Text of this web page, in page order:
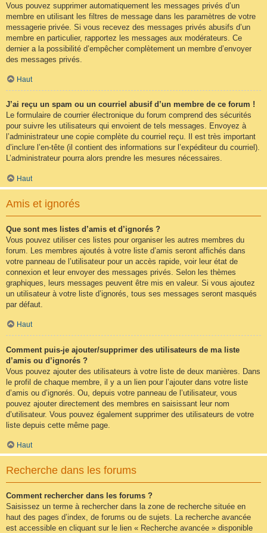
Vous pouvez supprimer automatiquement les messages privés d’un
membre en utilisant les filtres de message dans les paramètres de votre
messagerie privée. Si vous recevez des messages privés abusifs d’un
membre en particulier, rapportez les messages aux modérateurs. Ce
dernier a la possibilité d’empêcher complètement un membre d’envoyer
des messages privés.
Haut
J’ai reçu un spam ou un courriel abusif d’un membre de ce forum !
Le formulaire de courrier électronique du forum comprend des sécurités
pour suivre les utilisateurs qui envoient de tels messages. Envoyez à
l’administrateur une copie complète du courriel reçu. Il est très important
d’inclure l’en-tête (il contient des informations sur l’expéditeur du courriel).
L’administrateur pourra alors prendre les mesures nécessaires.
Haut
Amis et ignorés
Que sont mes listes d’amis et d’ignorés ?
Vous pouvez utiliser ces listes pour organiser les autres membres du
forum. Les membres ajoutés à votre liste d’amis seront affichés dans
votre panneau de l’utilisateur pour un accès rapide, voir leur état de
connexion et leur envoyer des messages privés. Selon les thèmes
graphiques, leurs messages peuvent être mis en valeur. Si vous ajoutez
un utilisateur à votre liste d’ignorés, tous ses messages seront masqués
par défaut.
Haut
Comment puis-je ajouter/supprimer des utilisateurs de ma liste
d’amis ou d’ignorés ?
Vous pouvez ajouter des utilisateurs à votre liste de deux manières. Dans
le profil de chaque membre, il y a un lien pour l’ajouter dans votre liste
d’amis ou d’ignorés. Ou, depuis votre panneau de l’utilisateur, vous
pouvez ajouter directement des membres en saisissant leur nom
d’utilisateur. Vous pouvez également supprimer des utilisateurs de votre
liste depuis cette même page.
Haut
Recherche dans les forums
Comment rechercher dans les forums ?
Saisissez un terme à rechercher dans la zone de recherche située en
haut des pages d’index, de forums ou de sujets. La recherche avancée
est accessible en cliquant sur le lien « Recherche avancée » disponible